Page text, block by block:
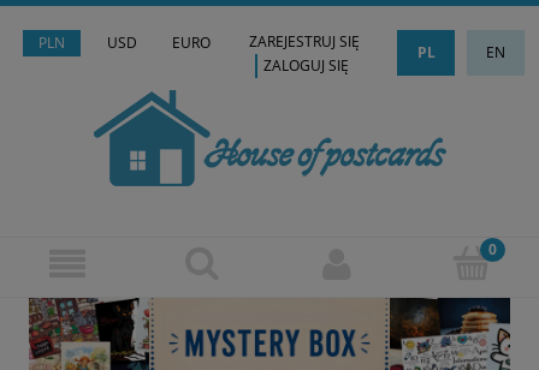
PLN USD EURO PL EN
ZAREJESTRUJ SIĘ
ZALOGUJ SIĘ